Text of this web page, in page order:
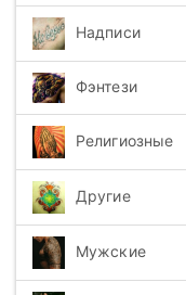
Надписи
Фэнтези
Религиозные
Другие
Мужские